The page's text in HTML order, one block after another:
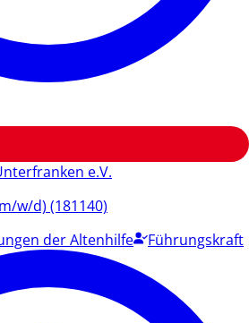
e.V.
w/d) (181140)
der Altenhilfe Führungskraft